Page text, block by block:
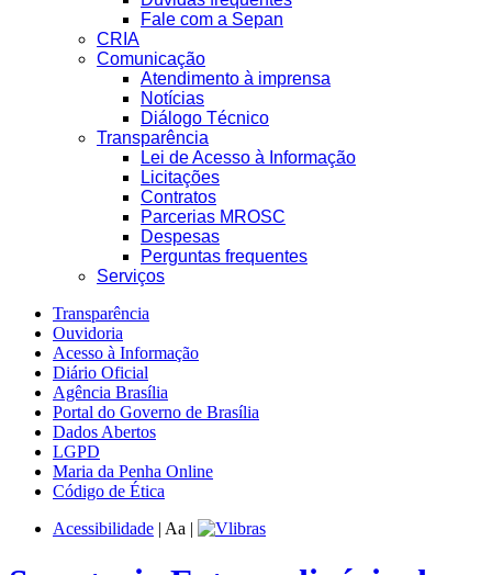
Fale com a Sepan
CRIA
Comunicação
Atendimento à imprensa
Notícias
Diálogo Técnico
Transparência
Lei de Acesso à Informação
Licitações
Contratos
Parcerias MROSC
Despesas
Perguntas frequentes
Serviços
Transparência
Ouvidoria
Acesso à Informação
Diário Oficial
Agência Brasília
Portal do Governo de Brasília
Dados Abertos
LGPD
Maria da Penha Online
Código de Ética
Acessibilidade | Aa |